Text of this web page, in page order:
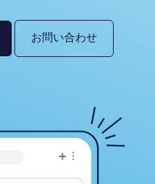
お問い合わせ